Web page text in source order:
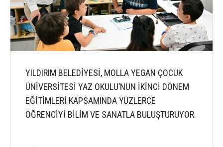
YILDIRIM BELEDİYESİ, MOLLA YEGAN ÇOCUK
ÜNİVERSİTESİ YAZ OKULU’NUN İKİNCİ DÖNEM
EĞİTİMLERİ KAPSAMINDA YÜZLERCE
ÖĞRENCİYİ BİLİM VE SANATLA BULUŞTURUYOR.